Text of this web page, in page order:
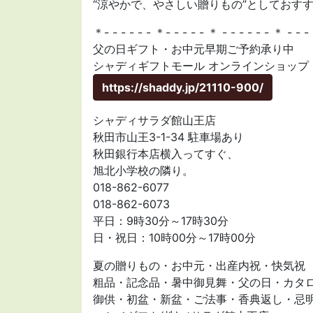
“涼やかで、やさしい贈りもの”としておす
＊- - - - - - ＊- - - - - ＊ - - - - - - ＊ - - -
父の日ギフト・お中元早期ご予約承り中
シャディギフトモール オンラインショップ
https://shaddy.jp/21110-900/
シャディサラダ館山王店
秋田市山王3-1-34 駐車場あり
秋田銀行本店横入ってすぐ、
旭北小学校の隣り。
018-862-6077
018-862-6073
平日：9時30分～17時30分
日・祝日：10時00分～17時00分
夏の贈りもの・お中元・出産内祝・快気祝
粗品・記念品・暑中御見舞・父の日・カタ
御供・初盆・新盆・ご法事・香典返し・忌